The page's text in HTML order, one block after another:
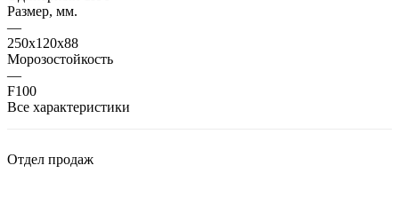
Размер, мм.
—
250х120х88
Морозостойкость
—
F100
Все характеристики
Отдел продаж